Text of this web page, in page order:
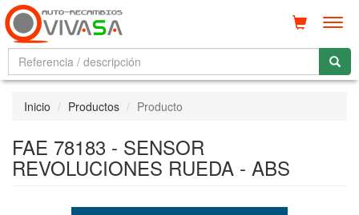
Inicio Productos Producto
FAE 78183 - SENSOR
REVOLUCIONES RUEDA - ABS